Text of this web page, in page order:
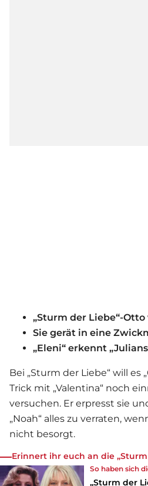
„Sturm der Liebe“-Otto
Sie gerät in eine
„Eleni“ erkennt
Bei „Sturm der Liebe“ will es
Trick mit „Valentina“ noch
versuchen. Er erpresst sie
„Noah“ alles zu verraten,
nicht besorgt.
Erinnert ihr euch an die
So haben sich
„Sturm der